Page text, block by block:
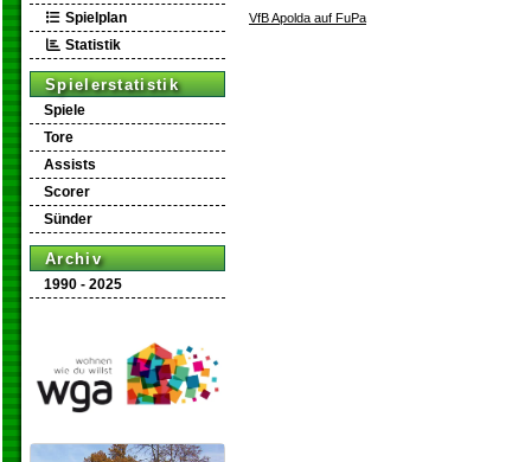
Spielplan
Statistik
Spielerstatistik
Spiele
Tore
Assists
Scorer
Sünder
Archiv
1990 - 2025
VfB Apolda auf FuPa